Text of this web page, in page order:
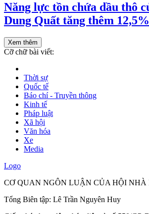
Năng lực tồn chứa dầu thô
Dung Quất tăng thêm 12,5%
Xem thêm
Cỡ chữ bài viết:
Thời sự
Quốc tế
Báo chí - Truyền thông
Kinh tế
Pháp luật
Xã hội
Văn hóa
Xe
Media
Logo
CƠ QUAN NGÔN LUẬN CỦA HỘI
Tổng Biên tập: Lê Trần Nguyên Huy